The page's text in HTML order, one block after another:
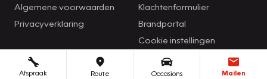
Afspraak Route Occasions Mailen
Algemene voorwaarden
Privacyverklaring
Klachtenformulier
Brandportal
Cookie instellingen